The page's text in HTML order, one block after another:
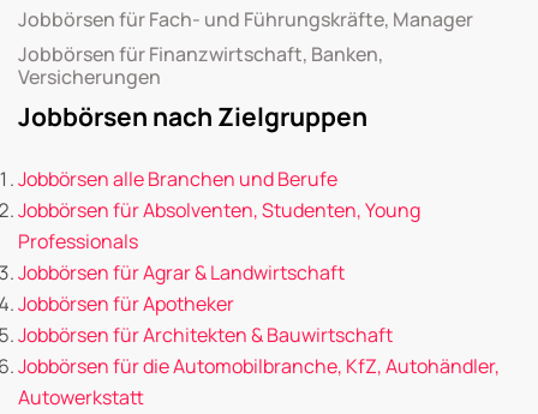
Jobbörsen für Fach- und Führungskräfte, Manager
Jobbörsen für Finanzwirtschaft, Banken,
Versicherungen
Jobbörsen nach Zielgruppen
Jobbörsen alle Branchen und Berufe
Jobbörsen für Absolventen, Studenten, Young
Professionals
Jobbörsen für Agrar & Landwirtschaft
Jobbörsen für Apotheker
Jobbörsen für Architekten & Bauwirtschaft
Jobbörsen für die Automobilbranche, KfZ, Autohändler,
Autowerkstatt